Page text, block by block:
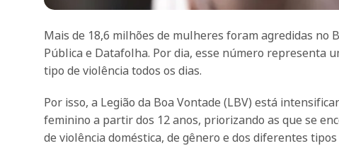
Mais de 18,6 milhões de mulheres foram agredidas no
Pública e Datafolha. Por dia, esse número representa
tipo de violência todos os dias.
Por isso, a Legião da Boa Vontade (LBV) está
feminino a partir dos 12 anos, priorizando as que se
de violência doméstica, de gênero e dos diferentes